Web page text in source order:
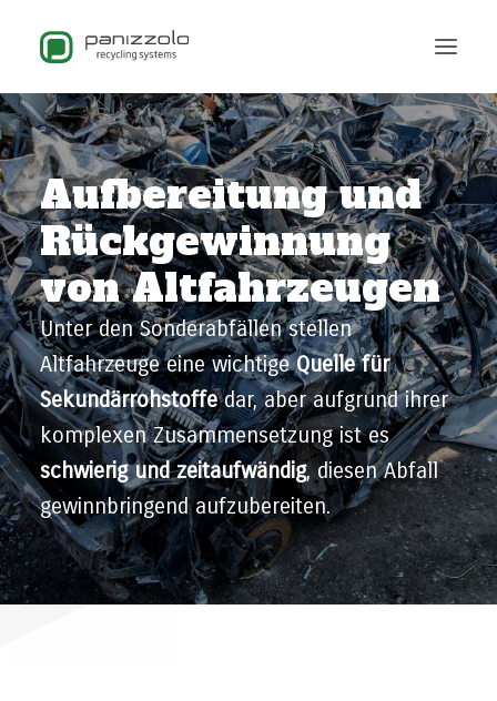
Aufbereitung und
Rückgewinnung
von Altfahrzeugen
Unter den Sonderabfällen stellen
Altfahrzeuge eine wichtigeQuelle für
Sekundärrohstoffedar, aber aufgrund ihrer
komplexen Zusammensetzung ist es
schwierig und zeitaufwändig, diesen Abfall
gewinnbringend aufzubereiten.